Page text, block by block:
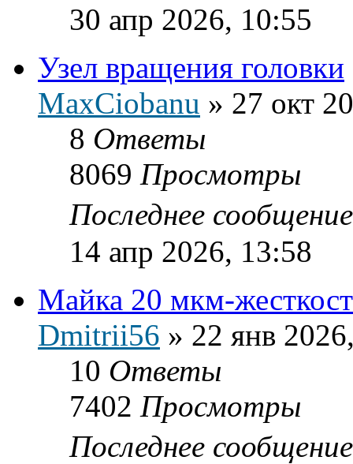
30 апр 2026, 10:55
Узел вращения головки
MaxCiobanu » 27 окт
8 Ответы
8069 Просмотры
Последнее
14 апр 2026, 13:58
Майка 20 мкм-
Dmitrii56 » 22 янв
10 Ответы
7402 Просмотры
Последнее